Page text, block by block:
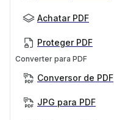
Achatar PDF
Proteger PDF
Converter para PDF
Conversor de PDF
JPG para PDF